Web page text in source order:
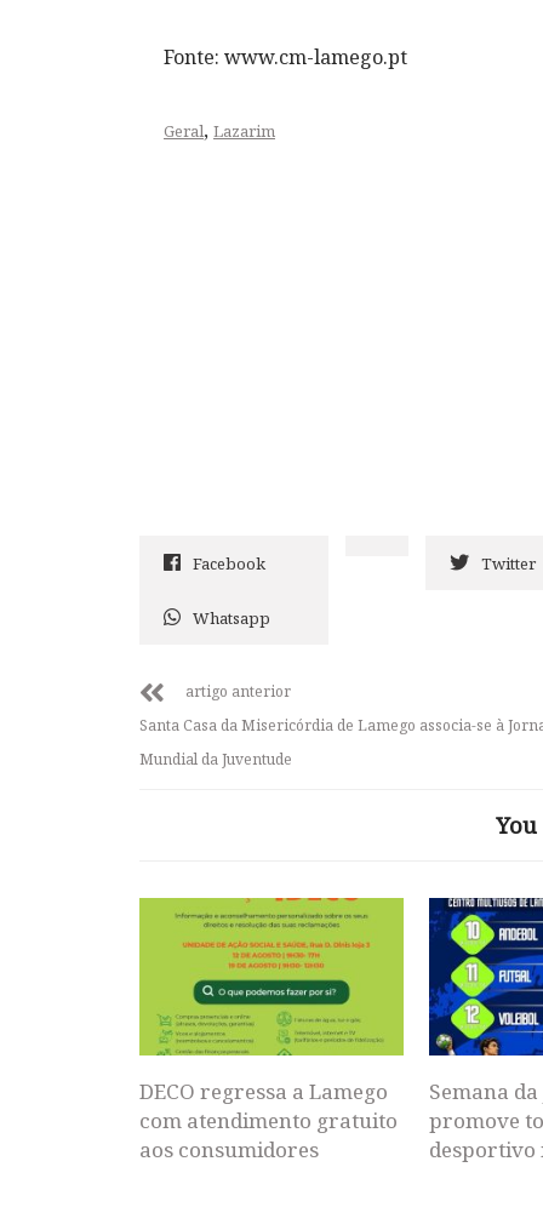
Fonte: www.cm-lamego.pt
Geral, Lazarim
Facebook Twitter
Whatsapp
artigo anterior
Santa Casa da Misericórdia de Lamego associa-se à
Mundial da Juventude
DECO regressa a Lamego
com atendimento gratuito
aos consumidores
Semana
promove